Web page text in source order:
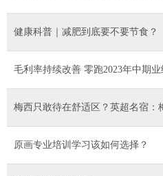
健康科普｜减肥到底要不要节食？
毛利率持续改善 零跑2023年中期业
梅西只敢待在舒适区？英超名宿：
原画专业培训学习该如何选择？